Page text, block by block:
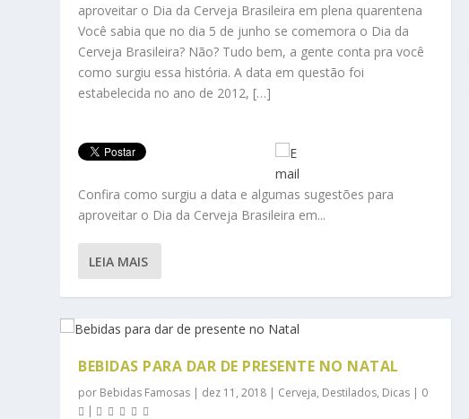
aproveitar o Dia da Cerveja Brasileira em plena quarentena
Você sabia que no dia 5 de junho se comemora o Dia da
Cerveja Brasileira? Não? Tudo bem, a gente conta pra você
como surgiu essa história. A data em questão foi
estabelecida no ano de 2012, […]
Confira como surgiu a data e algumas sugestões para
aproveitar o Dia da Cerveja Brasileira em...
LEIA MAIS
BEBIDAS PARA DAR DE PRESENTE NO NATAL
por Bebidas Famosas | dez 11, 2018 | Cerveja, Destilados, Dicas | 0
|